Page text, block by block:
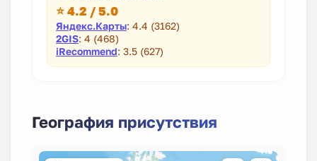
⭐ 4.2 / 5.0
Яндекс.Карты: 4.4 (3162)
2GIS: 4 (468)
iRecommend: 3.5 (627)
География присутствия